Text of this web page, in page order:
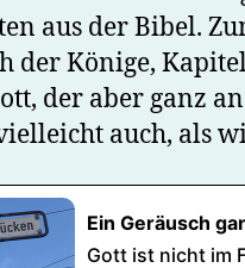
aus der Bibel.
der Könige,
der aber ganz
auch, als